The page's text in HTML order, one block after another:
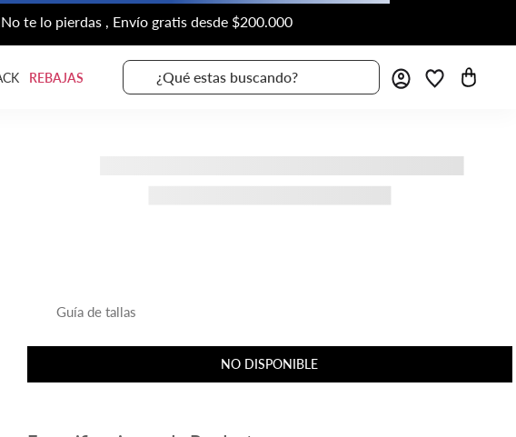
¿Qué estas buscando?
REBAJAS
Guía de tallas
NO DISPONIBLE